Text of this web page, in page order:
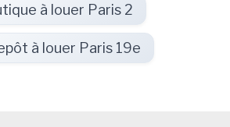
à louer Paris 2
à louer Paris 19e